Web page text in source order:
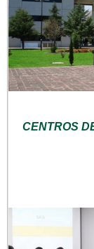
CENTROS